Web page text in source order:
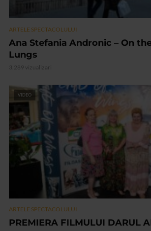
ARTELE SPECTACOLULUI
Ana Stefania Andronic – On
Lungs
3.289 vizualizari
VIDEO
ARTELE SPECTACOLULUI
PREMIERA FILMULUI DARUL